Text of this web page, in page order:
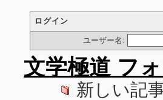
ログイン
ユーザー名:
文学極道 フ
新しい記